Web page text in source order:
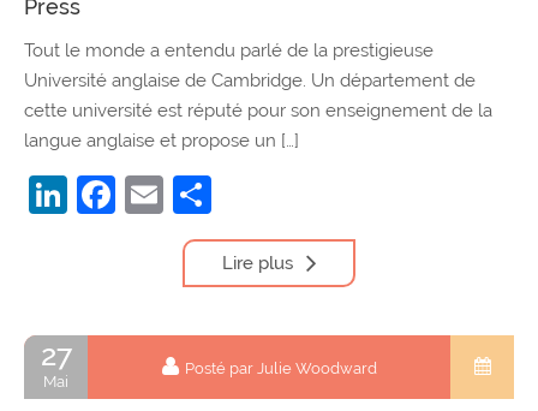
Press
Tout le monde a entendu parlé de la prestigieuse
Université anglaise de Cambridge. Un département de
cette université est réputé pour son enseignement de la
langue anglaise et propose un […]
LinkedIn
Facebook
Email
Lire plus
27
Mai
Posté par Julie Woodward